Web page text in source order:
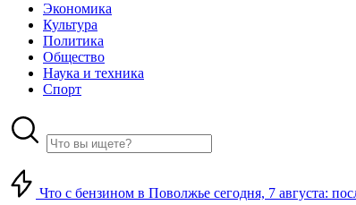
Экономика
Культура
Политика
Общество
Наука и техника
Спорт
Что с бензином в Поволжье сегодня, 7 августа: